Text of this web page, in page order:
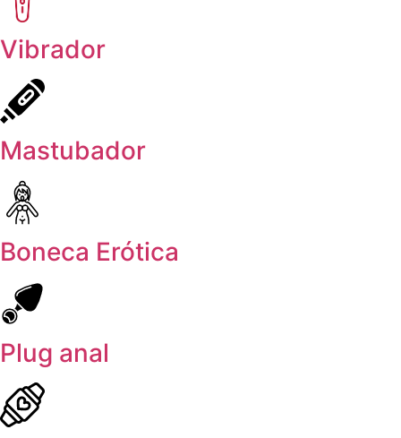
Vibrador
Mastubador
Boneca Erótica
Plug anal